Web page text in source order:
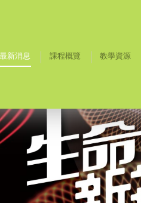
最新消息 課程概覽 教學資源